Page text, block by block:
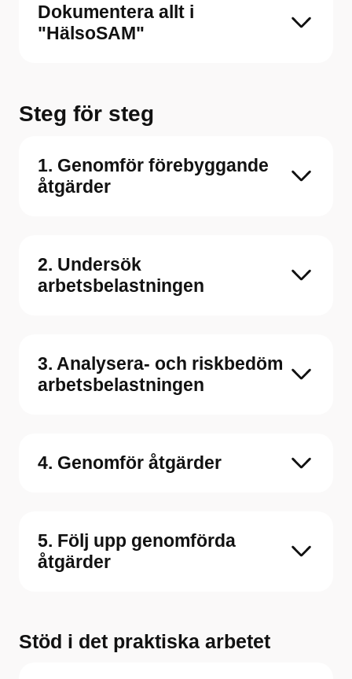
Dokumentera allt i
"HälsoSAM"
Steg för steg
1. Genomför förebyggande
åtgärder
2. Undersök
arbetsbelastningen
3. Analysera- och riskbedöm
arbetsbelastningen
4. Genomför åtgärder
5. Följ upp genomförda
åtgärder
Stöd i det praktiska arbetet